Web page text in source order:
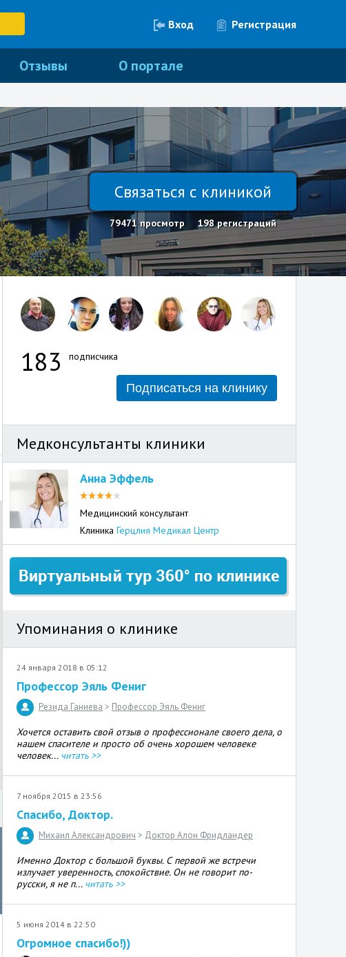
Регистрация
Вход
Отзывы О портале
Связаться с клиникой
79471 просмотр 198 регистраций
183 подписчика
Подписаться на клинику
Медконсультанты клиники
Анна Эффель
Медицинский консультант
Клиника Герцлия Медикал Центр
Упоминания о клинике
24 января 2018 в 05:12
Профессор Эяль Фениг
Резида Ганиева > Профессор Эяль Фениг
Хочется оставить свой отзыв о профессионале своего дела, о
нашем спасителе и просто об очень хорошем человеке
человек... читать >>
7 ноября 2015 в 23:56
Спасибо, Доктор.
Михаил Александрович > Доктор Алон Фридландер
Именно Доктор с большой буквы. С первой же встречи
излучает уверенность, спокойствие. Он не говорит по-
русски, я не п... читать >>
5 июня 2014 в 22:50
Огромное спасибо!))